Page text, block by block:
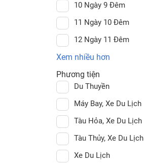
10 Ngày 9 Đêm
11 Ngày 10 Đêm
12 Ngày 11 Đêm
Xem nhiều hơn
Phương tiện
Du Thuyền
Máy Bay, Xe Du Lịch
Tàu Hỏa, Xe Du Lịch
Tàu Thủy, Xe Du Lịch
Xe Du Lịch